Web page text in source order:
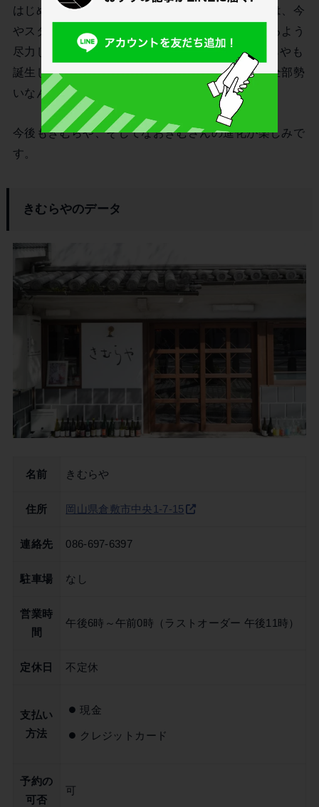
はじめは一人経営からスタートしたなおきむさんは、今
やスタッフを抱えるように。楽しく働いてもらえるよう
尽力し、774ができて約2年半後に2店舗目のきむらやも
誕生しました。スピード感に驚きますが、「でも全部勢
いなんですよ」と笑って答えるなおきむさん。
今後もきむらや、そしてなおきむさんの進化が楽しみで
す。
きむらやのデータ
名前 きむらや
住所 岡山県倉敷市中央1-7-15
連絡先 086-697-6397
駐車場 なし
営業時
間
午後6時～午前0時（ラストオーダー 午後11時）
定休日 不定休
支払い
方法
現金
クレジットカード
予約の
可否
可